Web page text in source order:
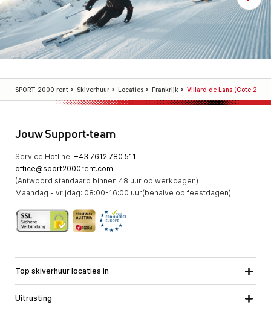
SPORT 2000 rent Skiverhuur Locaties Frankrijk Villard de Lans (Cote
Jouw Support-team
Service Hotline: +43 7612 780 511
office@sport2000rent.com
(Antwoord standaard binnen 48 uur op werkdagen)
Maandag - vrijdag: 08:00-16:00 uur(behalve op feestdagen)
Top skiverhuur locaties in
Uitrusting